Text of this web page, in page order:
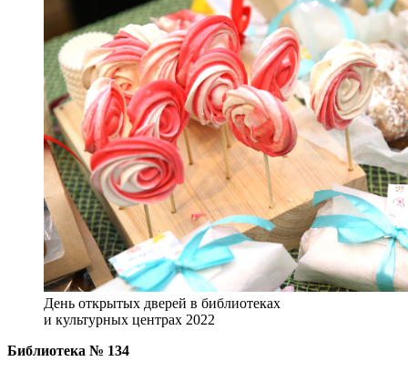
День открытых дверей в библиотеках
и культурных центрах 2022
Библиотека № 134